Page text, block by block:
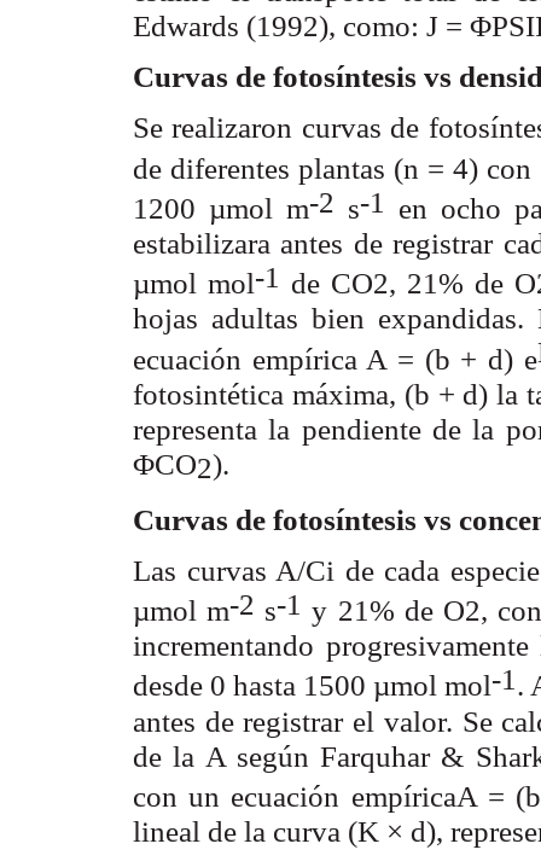
Edwards (1992), como: J = Φ
Curvas de fotosíntesis vs
Se realizaron curvas de
de diferentes plantas (n = 4)
1200 µmol m-2 s-1 en ocho
estabilizara antes de registrar
µmol mol-1 de CO2, 21% de O
hojas adultas bien
ecuación empírica A = (b + d) e
fotosintética máxima, (b + d) la
representa la pendiente de la
ΦCO2).
Curvas de fotosíntesis vs
Las curvas A/Ci de cada
µmol m-2 s-1y 21% de O2,
incrementando
desde 0 hasta 1500 µmol mol-1 .
antes de registrar el valor. Se
de la A según Farquhar &
con un ecuación empíricaA =
lineal de la curva (K × d),